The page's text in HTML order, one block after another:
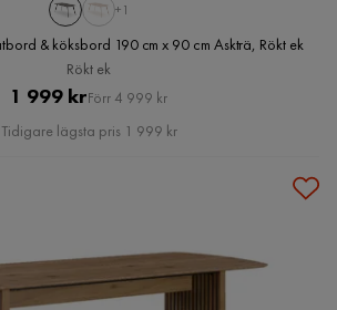
+1
& köksbord 190 cm x 90 cm Askträ, Rökt ek
Rökt ek
Pris
1 999 krOriginal
Pris
Förr 4 999 kr
Tidigare lägsta pris 1 999 kr